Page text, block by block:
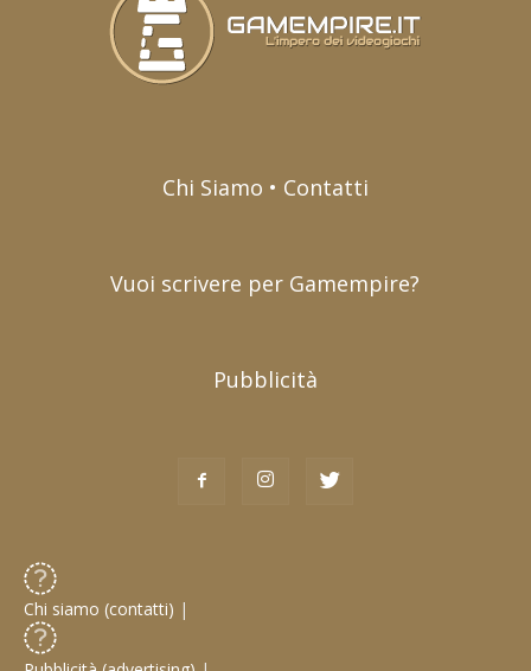
Chi Siamo • Contatti
Vuoi scrivere per Gamempire?
Pubblicità
Chi siamo (contatti) |